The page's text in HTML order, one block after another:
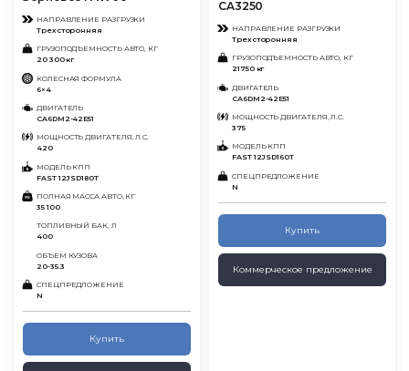
НАПРАВЛЕНИЕ РАЗГРУЗКИ
Трехсторонняя
ГРУЗОПОДЪЕМНОСТЬ АВТО, КГ
20 300 кг
КОЛЕСНАЯ ФОРМУЛА
6×4
ДВИГАТЕЛЬ
CA6DM2-42E51
МОЩНОСТЬ ДВИГАТЕЛЯ, Л.С.
420
МОДЕЛЬ КПП
FAST 12JSD180T
ПОЛНАЯ МАССА АВТО, КГ
35 100
ТОПЛИВНЫЙ БАК, Л
400
ОБЪЕМ КУЗОВА
20-35.3
СПЕЦПРЕДЛОЖЕНИЕ
N
Купить
CA3250
НАПРАВЛЕНИЕ РАЗГРУЗКИ
Трехсторонняя
ГРУЗОПОДЪЕМНОСТЬ АВТО, КГ
21750 кг
ДВИГАТЕЛЬ
CA6DM2-42E51
МОЩНОСТЬ ДВИГАТЕЛЯ, Л.С.
375
МОДЕЛЬ КПП
FAST 12JSD160T
СПЕЦПРЕДЛОЖЕНИЕ
N
Купить
Коммерческое предложение